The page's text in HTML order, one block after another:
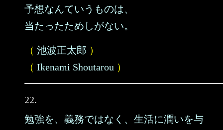
予想なんていうものは、
当たったためしがない。
（ 池波正太郎 ）
（ Ikenami Shoutarou ）
22.
勉強を、義務ではなく、生活に潤いを与